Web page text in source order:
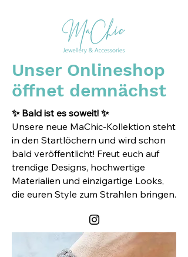
Unser Onlineshop
öffnet demnächst
✨ Bald ist es soweit! ✨
Unsere neue MaChic-Kollektion steht
in den Startlöchern und wird schon
bald veröffentlicht! Freut euch auf
trendige Designs, hochwertige
Materialien und einzigartige Looks,
die euren Style zum Strahlen bringen.